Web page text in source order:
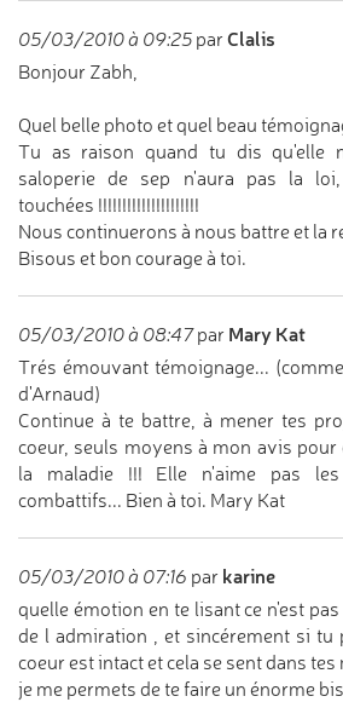
05/03/2010 à 09:25 par Clalis
Bonjour Zabh,
Quel belle photo et quel beau
Tu as raison quand tu dis qu'elle
saloperie de sep n'aura pas la
touchées !!!!!!!!!!!!!!!!!!!!!
Nous continuerons à nous battre et la
Bisous et bon courage à toi.
05/03/2010 à 08:47par Mary Kat
Trés émouvant témoignage...
d'Arnaud)
Continue à te battre, à mener tes
coeur, seuls moyens à mon avis
la maladie !!! Elle n'aime pas
combattifs... Bien à toi. Mary Kat
05/03/2010 à 07:16 par karine
quelle émotion en te lisant ce n'est
de l admiration , et sincérement si tu
coeur est intact et cela se sent dans tes
je me permets de te faire un énorme